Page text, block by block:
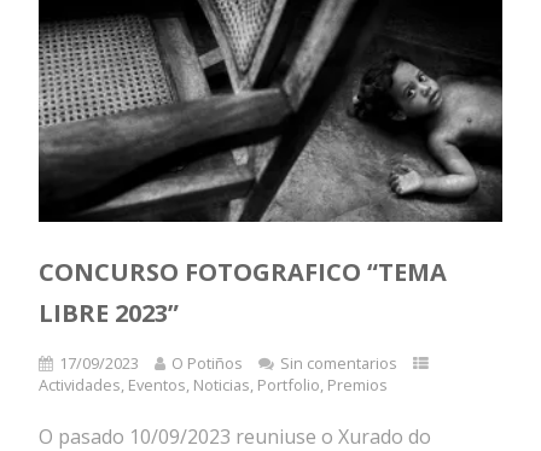
CONCURSO FOTOGRAFICO “TEMA
LIBRE 2023”
17/09/2023 O Potiños
Sin comentarios
Actividades, Eventos, Noticias, Portfolio, Premios
O pasado 10/09/2023 reuniuse o Xurado do